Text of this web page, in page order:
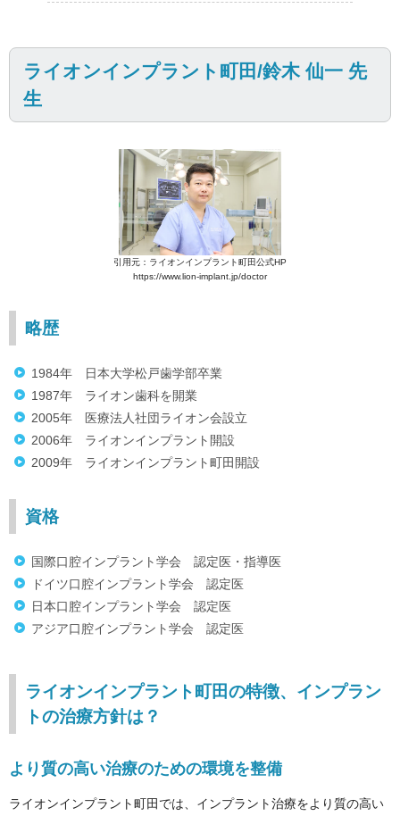
ライオンインプラント町田/鈴木 仙一 先
生
引用元：ライオンインプラント町田公式HP
https://www.lion-implant.jp/doctor
略歴
1984年 日本大学松戸歯学部卒業
1987年 ライオン歯科を開業
2005年 医療法人社団ライオン会設立
2006年 ライオンインプラント開設
2009年 ライオンインプラント町田開設
資格
国際口腔インプラント学会 認定医・指導医
ドイツ口腔インプラント学会 認定医
日本口腔インプラント学会 認定医
アジア口腔インプラント学会 認定医
ライオンインプラント町田の特徴、インプラン
トの治療方針は？
より質の高い治療のための環境を整備
ライオンインプラント町田では、インプラント治療をより質の高い